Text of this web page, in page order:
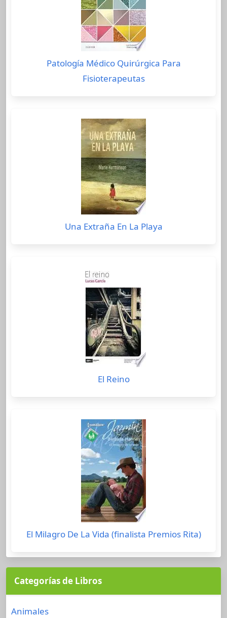
Patología Médico Quirúrgica Para
Fisioterapeutas
Una Extraña En La Playa
El Reino
El Milagro De La Vida (finalista Premios Rita)
Categorías de Libros
Animales